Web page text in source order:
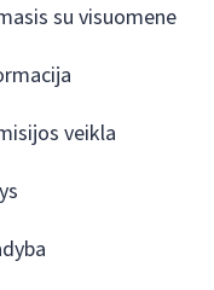
su visuomene
veikla